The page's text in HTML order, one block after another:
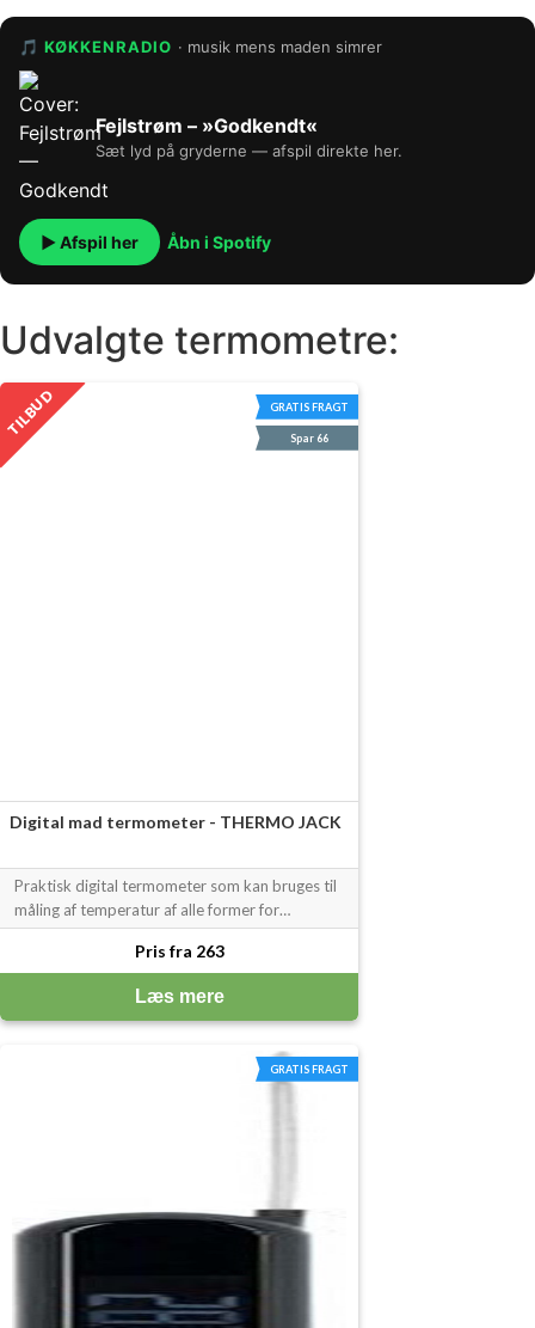
🎵 KØKKENRADIO · musik mens maden simrer
Fejlstrøm – »Godkendt«
Sæt lyd på gryderne — afspil direkte her.
▶ Afspil her Åbn i Spotify
Udvalgte termometre:
TILBUD GRATIS FRAGT
Spar 66
Digital mad termometer - THERMO JACK
Praktisk digital termometer som kan bruges til
måling af temperatur af alle former for
madvarer i køkkenet. Det digital termometer
er god til måling af kødets kerne temperatur,
meget andet. Termometeret Thermo
Pris fra 263
Læs mere
GRATIS FRAGT